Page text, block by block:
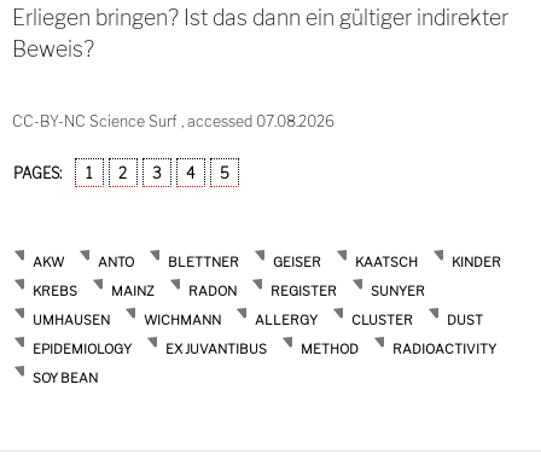
Erliegen bringen? Ist das dann ein gültiger indirekter
Beweis?
CC-BY-NC Science Surf , accessed 07.08.2026
PAGES: 1 2 3 4 5
AKW ANTO BLETTNER GEISER KAATSCH
KINDER
KREBS
MAINZ RADON REGISTER
SUNYER
UMHAUSEN
WICHMANN ALLERGY CLUSTER
DUST
EPIDEMIOLOGY
EX JUVANTIBUS METHOD
RADIOACTIVITY
SOY BEAN